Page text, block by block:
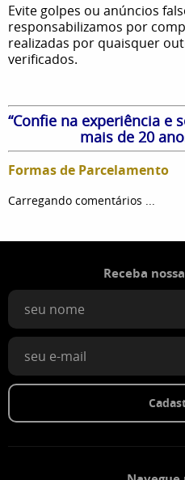
Evite golpes ou anúncios
responsabilizamos por
realizadas por quaisquer
verificados.
“Confie na experiência e
mais de 20
Formas de Parcelamento
Carregando comentários ...
Receba